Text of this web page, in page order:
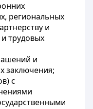
региональных
и
трудовых
и
заключения;
с